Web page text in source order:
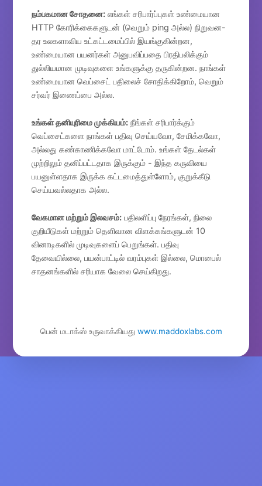
நம்பகமான சோதனை: எங்கள் சரிபார்ப்புகள் உண்மையான
HTTP கோரிக்கைகளுடன் (வெறும் ping அல்ல) நிறுவன-
தர உலகளாவிய உட்கட்டமைப்பில் இயங்குகின்றன,
உண்மையான பயனர்கள் அனுபவிப்பதை பிரதிபலிக்கும்
துல்லியமான முடிவுகளை உங்களுக்கு தருகின்றன. நாங்கள்
உண்மையான வெப்சைட் பதிலைச் சோதிக்கிறோம், வெறும்
சர்வர் இணைப்பை அல்ல.
உங்கள் தனியுரிமை முக்கியம்: நீங்கள் சரிபார்க்கும்
வெப்சைட்களை நாங்கள் பதிவு செய்யவோ, சேமிக்கவோ,
அல்லது கண்காணிக்கவோ மாட்டோம். உங்கள் தேடல்கள்
முற்றிலும் தனிப்பட்டதாக இருக்கும் - இந்த கருவியை
பயனுள்ளதாக இருக்க கட்டமைத்துள்ளோம், குறுக்கீடு
செய்யவல்லதாக அல்ல.
வேகமான மற்றும் இலவசம்: பதிலளிப்பு நேரங்கள், நிலை
குறியீடுகள் மற்றும் தெளிவான விளக்கங்களுடன் 10
வினாடிகளில் முடிவுகளைப் பெறுங்கள். பதிவு
தேவையில்லை, பயன்பாட்டில் வரம்புகள் இல்லை, மொபைல்
சாதனங்களில் சரியாக வேலை செய்கிறது.
பென் மடாக்ஸ் உருவாக்கியது www.maddoxlabs.com